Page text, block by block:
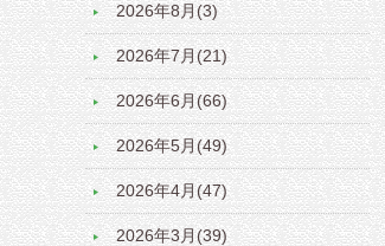
2026年8月(3)
2026年7月(21)
2026年6月(66)
2026年5月(49)
2026年4月(47)
2026年3月(39)